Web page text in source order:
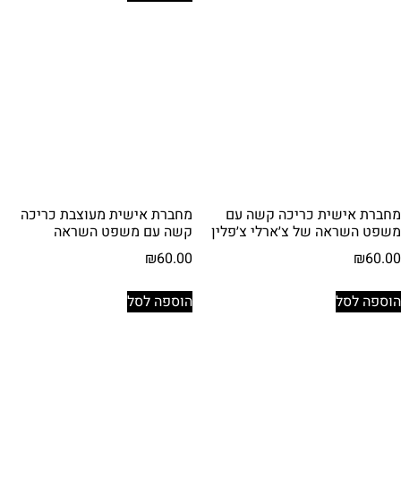
מחברת אישית כריכה קשה עם
משפט השראה של צ׳ארלי צ׳פלין
₪60.00
הוספה לסל
מחברת אישית מעוצבת כריכה
קשה עם משפט השראה
₪60.00
הוספה לסל